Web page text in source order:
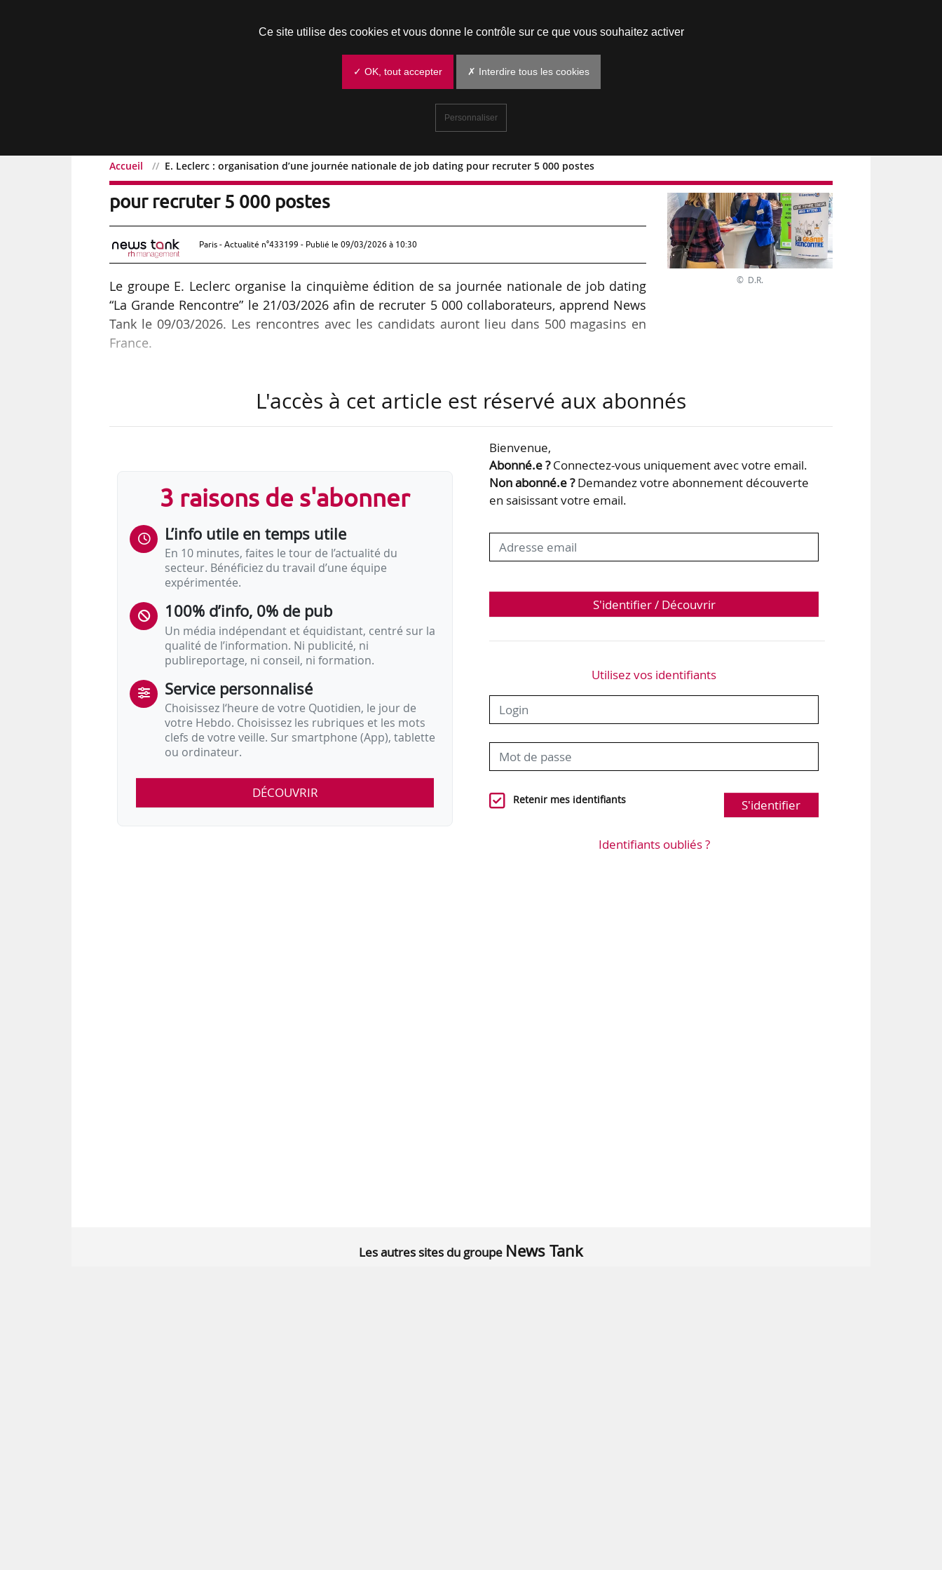
Accueil E. Leclerc : organisation d’une journée nationale de job dating pour recruter 5 000 postes
E. Leclerc : organisation d’une journée nationale de job dating
pour recruter 5 000 postes
Paris - Actualité n°433199 - Publié le 09/03/2026 à 10:30
Le groupe E. Leclerc organise la cinquième édition de sa journée nationale de job dating
“La Grande Rencontre” le 21/03/2026 afin de recruter 5 000 collaborateurs, apprend News
Tank le 09/03/2026. Les rencontres avec les candidats auront lieu dans 500 magasins en
France.
• métiers de l’informatique ;
Les candidats pourront se présenter directement en magasin, avec ou sans CV et sans
rendez-vous, afin de rencontrer les équipes et passer des entretiens.
L’édition 2025 de l’événement avait réuni 55 000 candidats et permis de formuler 2 000
propositions d’embauche le jour…
© D.R.
L'accès à cet article est réservé aux abonnés
3 raisons de s'abonner
L’info utile en temps utile
En 10 minutes, faites le tour de l’actualité du
secteur. Bénéficiez du travail d’une équipe
expérimentée.
100% d’info, 0% de pub
Un média indépendant et équidistant, centré sur la
qualité de l’information. Ni publicité, ni
publireportage, ni conseil, ni formation.
Service personnalisé
Choisissez l‘heure de votre Quotidien, le jour de
votre Hebdo. Choisissez les rubriques et les mots
clefs de votre veille. Sur smartphone (App), tablette
ou ordinateur.
DÉCOUVRIR
Bienvenue,
Abonné.e ?Connectez-vous uniquement avec votre email.
Non abonné.e ?Demandez votre abonnement découverte
en saisissant votre email.
S'identifier / Découvrir
Utilisez vos identifiants
Retenir mes identifiants S'identifier
Identifiants oubliés ?
Les autres sites du groupe News Tank
Ce site utilise des cookies et vous donne le contrôle sur ce que vous souhaitez activer
✓ OK, tout accepter ✗ Interdire tous les cookies
Personnaliser